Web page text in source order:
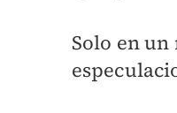
Solo en